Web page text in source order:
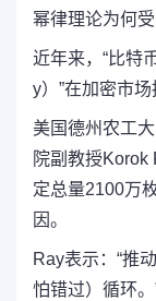
幂律理论为何受
近年来，“比特
y）”在加密市场
美国德州农工
院副教授Korok
定总量2100万
因。
Ray表示：“推
怕错过）循环。